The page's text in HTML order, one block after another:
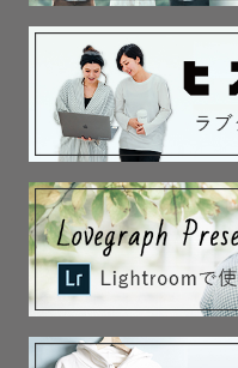
お子さまには伸び伸びと
シャボン玉などの遊び道
遊んだりしながら撮影さ
ドもお貸出しできます🐻
お子さまの気が乗らない
ヤンチャさんや人見知り
お子さまのペースに合わ
す！♡